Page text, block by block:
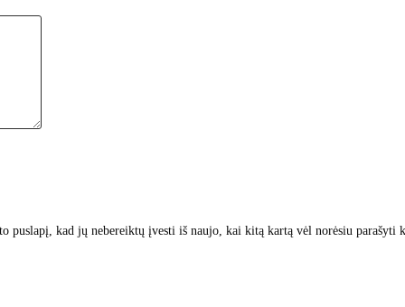
puslapį, kad jų nebereiktų įvesti iš naujo, kai kitą kartą vėl norėsiu parašyti